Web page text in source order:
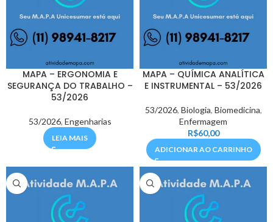
MAPA – ERGONOMIA E
SEGURANÇA DO TRABALHO –
53/2026
53/2026, Engenharias
LEIA MAIS
MAPA – QUÍMICA ANALÍTICA
E INSTRUMENTAL – 53/2026
53/2026, Biologia, Biomedicina,
Enfermagem
R$60,00
ADICIONAR AO CARRINHO